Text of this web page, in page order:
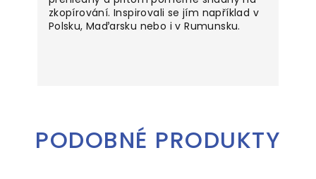
zkopírování. Inspirovali se jím například v
Polsku, Maďarsku nebo i v Rumunsku.
PODOBNÉ PRODUKTY